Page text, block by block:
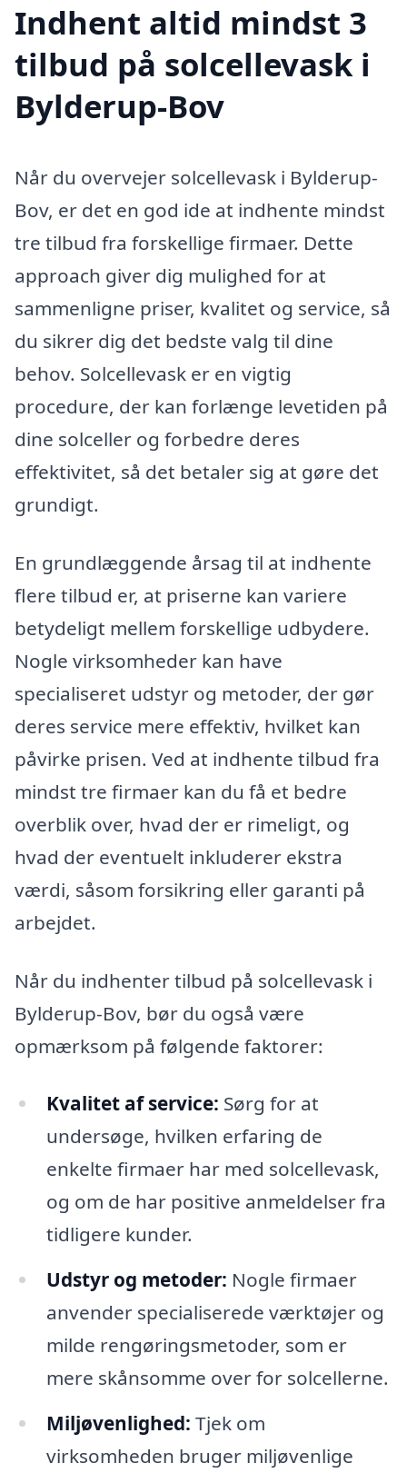
Indhent altid mindst 3
tilbud på solcellevask i
Bylderup-Bov
Når du overvejer solcellevask i Bylderup-
Bov, er det en god ide at indhente mindst
tre tilbud fra forskellige firmaer. Dette
approach giver dig mulighed for at
sammenligne priser, kvalitet og service, så
du sikrer dig det bedste valg til dine
behov. Solcellevask er en vigtig
procedure, der kan forlænge levetiden på
dine solceller og forbedre deres
effektivitet, så det betaler sig at gøre det
grundigt.
En grundlæggende årsag til at indhente
flere tilbud er, at priserne kan variere
betydeligt mellem forskellige udbydere.
Nogle virksomheder kan have
specialiseret udstyr og metoder, der gør
deres service mere effektiv, hvilket kan
påvirke prisen. Ved at indhente tilbud fra
mindst tre firmaer kan du få et bedre
overblik over, hvad der er rimeligt, og
hvad der eventuelt inkluderer ekstra
værdi, såsom forsikring eller garanti på
arbejdet.
Når du indhenter tilbud på solcellevask i
Bylderup-Bov, bør du også være
opmærksom på følgende faktorer:
Kvalitet af service: Sørg for at
undersøge, hvilken erfaring de
enkelte firmaer har med solcellevask,
og om de har positive anmeldelser fra
tidligere kunder.
Udstyr og metoder: Nogle firmaer
anvender specialiserede værktøjer og
milde rengøringsmetoder, som er
mere skånsomme over for solcellerne.
Miljøvenlighed: Tjek om
virksomheden bruger miljøvenlige